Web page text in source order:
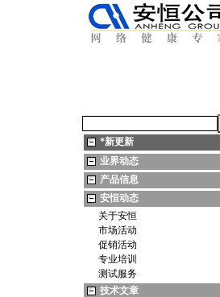
*新更新
业界动态
产品信息
安恒动态
关于安恒
市场活动
促销活动
专业培训
测试服务
技术文章